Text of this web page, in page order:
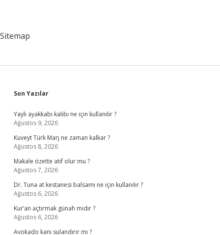
Sitemap
Sidebar
Son Yazılar
Yaylı ayakkabı kalıbı ne için kullanılır ?
Ağustos 9, 2026
Kuveyt Türk Marj ne zaman kalkar ?
Ağustos 8, 2026
Makale özette atıf olur mu ?
Ağustos 7, 2026
Dr. Tuna at kestanesi balsamı ne için kullanılır ?
Ağustos 6, 2026
Kur’an açtırmak günah mıdır ?
Ağustos 6, 2026
Avokado kanı sulandırır mı ?